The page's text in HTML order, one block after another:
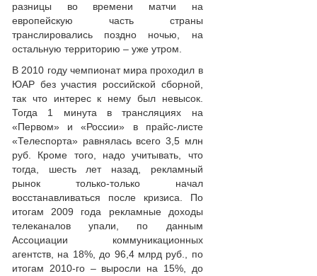
разницы во времени матчи на
европейскую часть страны
транслировались поздно ночью, на
остальную территорию – уже утром.
В 2010 году чемпионат мира проходил в
ЮАР без участия российской сборной,
так что интерес к нему был невысок.
Тогда 1 минута в трансляциях на
«Первом» и «России» в прайс-листе
«Телеспорта» равнялась всего 3,5 млн
руб. Кроме того, надо учитывать, что
тогда, шесть лет назад, рекламный
рынок только-только начал
восстанавливаться после кризиса. По
итогам 2009 года рекламные доходы
телеканалов упали, по данным
Ассоциации коммуникационных
агентств, на 18%, до 96,4 млрд руб., по
итогам 2010-го – выросли на 15%, до